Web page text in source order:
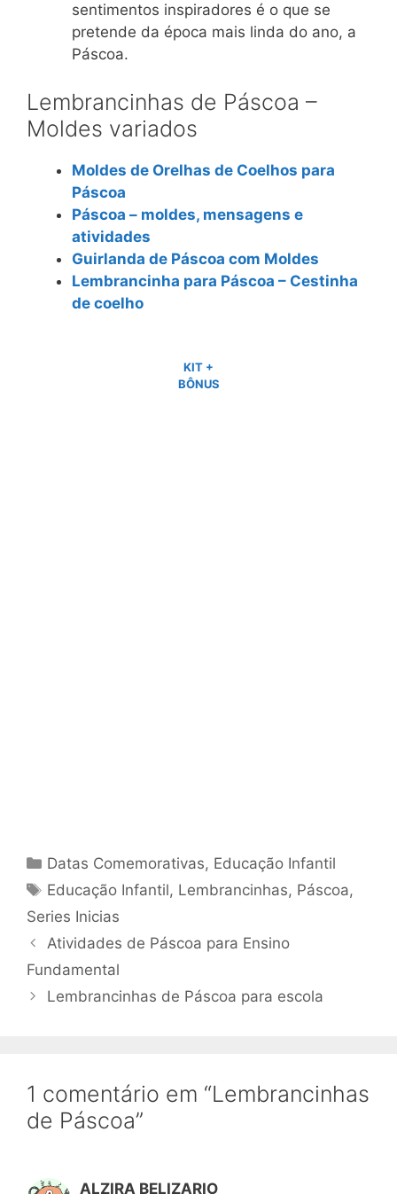
sentimentos inspiradores é o que se
pretende da época mais linda do ano, a
Páscoa.
Lembrancinhas de Páscoa –
Moldes variados
Moldes de Orelhas de Coelhos para
Páscoa
Páscoa – moldes, mensagens e
atividades
Guirlanda de Páscoa com Moldes
Lembrancinha para Páscoa – Cestinha
de coelho
KIT +
BÔNUS
Categorias
Datas Comemorativas, Educação Infantil
Tags
Educação Infantil, Lembrancinhas, Páscoa,
Series Inicias
Atividades de Páscoa para Ensino
Fundamental
Lembrancinhas de Páscoa para escola
1 comentário em “Lembrancinhas
de Páscoa”
ALZIRA BELIZARIO